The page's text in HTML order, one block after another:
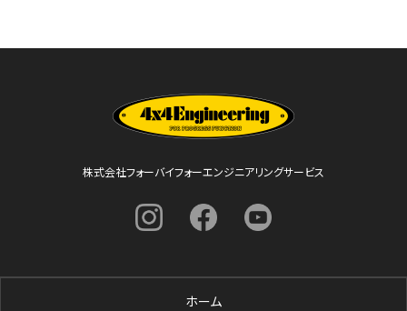
株式会社フォーバイフォーエンジニアリングサービス
ホーム